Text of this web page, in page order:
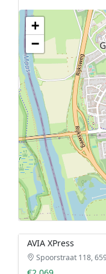
Geen tankstations
De kaart kan niet worden
+
−
AVIA XPress
Spoorstraat 118,